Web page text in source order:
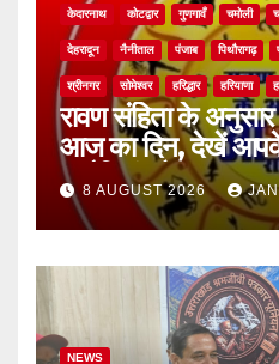
केदारनाथ कोटद्वार गुणगावँ चमोली
देहरादून नैनीताल पंजाब पिथौरागढ़
श्रीनगर सोमेश्वर हरिद्धार हरियाणा
रावण संहिता के
आज का दिन, देखें आपके
चुनौतियां और नए अवसर
8 AUGUST 2026
NEWS